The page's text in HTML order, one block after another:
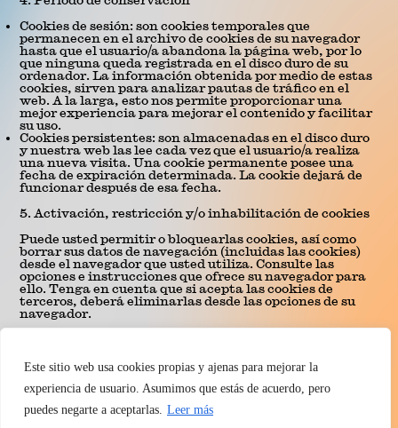
Este sitio web usa cookies propias y ajenas para mejorar la
experiencia de usuario. Asumimos que estás de acuerdo, pero
puedes negarte a aceptarlas. Leer más
Cookies de sesión: son cookies temporales que
permanecen en el archivo de cookies de su navegador
hasta que el usuario/a abandona la página web, por lo
que ninguna queda registrada en el disco duro de su
ordenador. La información obtenida por medio de estas
cookies, sirven para analizar pautas de tráfico en el
web. A la larga, esto nos permite proporcionar una
mejor experiencia para mejorar el contenido y facilitar
su uso.
Cookies persistentes: son almacenadas en el disco duro
y nuestra web las lee cada vez que el usuario/a realiza
una nueva visita. Una cookie permanente posee una
fecha de expiración determinada. La cookie dejará de
funcionar después de esa fecha.
5. Activación, restricción y/o inhabilitación de cookies
Puede usted permitir o bloquearlas cookies, así como
borrar sus datos de navegación (incluidas las cookies)
desde el navegador que usted utiliza. Consulte las
opciones e instrucciones que ofrece su navegador para
ello. Tenga en cuenta que si acepta las cookies de
terceros, deberá eliminarlas desde las opciones de su
navegador.
Puedes informarte de las transferencias a terceros
países que, en su caso, realizan los terceros
identificados en esta política de cookies en sus
correspondientes políticas.